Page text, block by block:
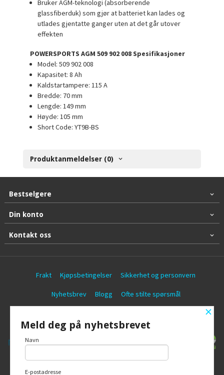
Bruker AGM-teknologi (absorberende
glassfiberduk) som gjør at batteriet kan lades og
utlades gjentatte ganger uten at det går utover
effekten
POWERSPORTS AGM 509 902 008 Spesifikasjoner
Model: 509 902 008
Kapasitet: 8 Ah
Kaldstartampere: 115 A
Bredde: 70 mm
Lengde: 149 mm
Høyde: 105 mm
Short Code: YT9B-BS
Produktanmeldelser (0)
Bestselgere
Din konto
Kontakt oss
Frakt Kjøpsbetingelser Sikkerhet og personvern
Nyhetsbrev Blogg Ofte stilte spørsmål
×
Meld deg på nyhetsbrevet
Navn
E-postadresse